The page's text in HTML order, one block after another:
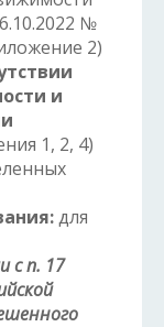
№
2)
и
1, 2, 4)
для
с п. 17